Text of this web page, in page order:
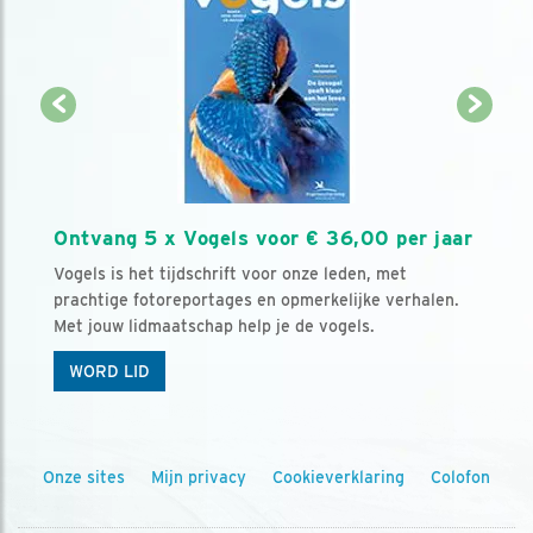
Ontvang 5 x Vogels voor € 36,00 per jaar
Vogels is het tijdschrift voor onze leden, met
prachtige fotoreportages en opmerkelijke verhalen.
Met jouw lidmaatschap help je de vogels.
WORD LID
Onze sites Mijn privacy Cookieverklaring Colofon